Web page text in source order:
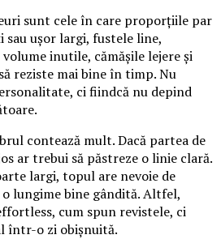
sunt cele în care proporțiile par
ușor largi, fustele line,
inutile, cămășile lejere și
reziste mai bine în timp. Nu
ci fiindcă nu depind
contează mult. Dacă partea de
ar trebui să păstreze o linie clară.
largi, topul are nevoie de
lungime bine gândită. Altfel,
cum spun revistele, ci
într-o zi obișnuită.